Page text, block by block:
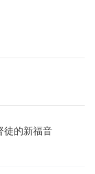
徒的新福音